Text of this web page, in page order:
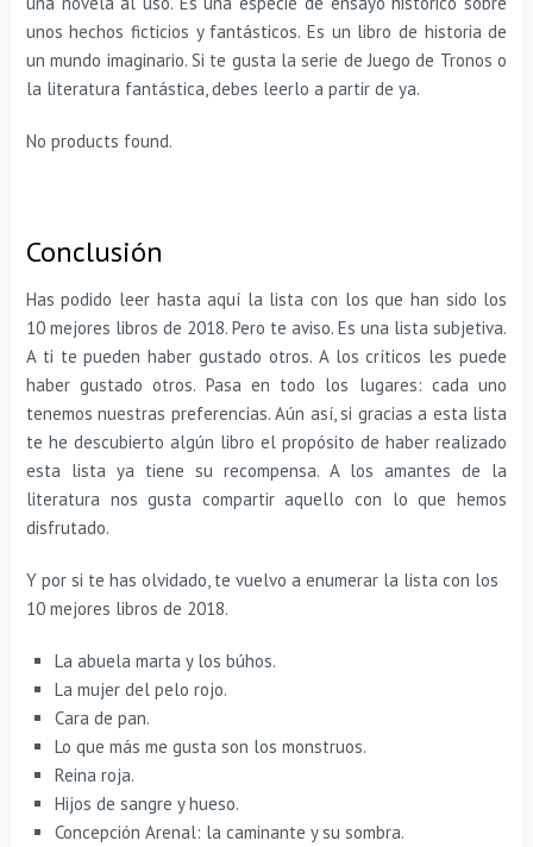
unos hechos ficticios y fantásticos. Es un libro de historia de
un mundo imaginario. Si te gusta la serie de Juego de Tronos o
la literatura fantástica, debes leerlo a partir de ya.
No products found.
Conclusión
Has podido leer hasta aquí la lista con los que han sido los
10 mejores libros de 2018. Pero te aviso. Es una lista subjetiva.
A ti te pueden haber gustado otros. A los críticos les puede
haber gustado otros. Pasa en todo los lugares: cada uno
tenemos nuestras preferencias. Aún así, si gracias a esta lista
te he descubierto algún libro el propósito de haber realizado
esta lista ya tiene su recompensa. A los amantes de la
literatura nos gusta compartir aquello con lo que hemos
disfrutado.
Y por si te has olvidado, te vuelvo a enumerar la lista con los
10 mejores libros de 2018.
La abuela marta y los búhos.
La mujer del pelo rojo.
Cara de pan.
Lo que más me gusta son los monstruos.
Reina roja.
Hijos de sangre y hueso.
Concepción Arenal: la caminante y su sombra.